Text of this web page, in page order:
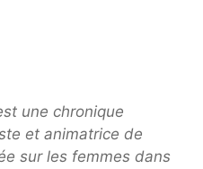
une chronique
et animatrice de
sur les femmes dans